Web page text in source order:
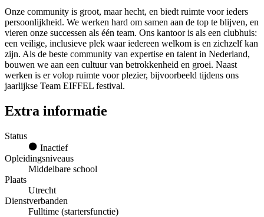
Onze community is groot, maar hecht, en biedt ruimte voor ieders
persoonlijkheid. We werken hard om samen aan de top te blijven, en
vieren onze successen als één team. Ons kantoor is als een clubhuis:
een veilige, inclusieve plek waar iedereen welkom is en zichzelf kan
zijn. Als de beste community van expertise en talent in Nederland,
bouwen we aan een cultuur van betrokkenheid en groei. Naast
werken is er volop ruimte voor plezier, bijvoorbeeld tijdens ons
jaarlijkse Team EIFFEL festival.
Extra informatie
Status
Inactief
Opleidingsniveaus
Middelbare school
Plaats
Utrecht
Dienstverbanden
Fulltime (startersfunctie)